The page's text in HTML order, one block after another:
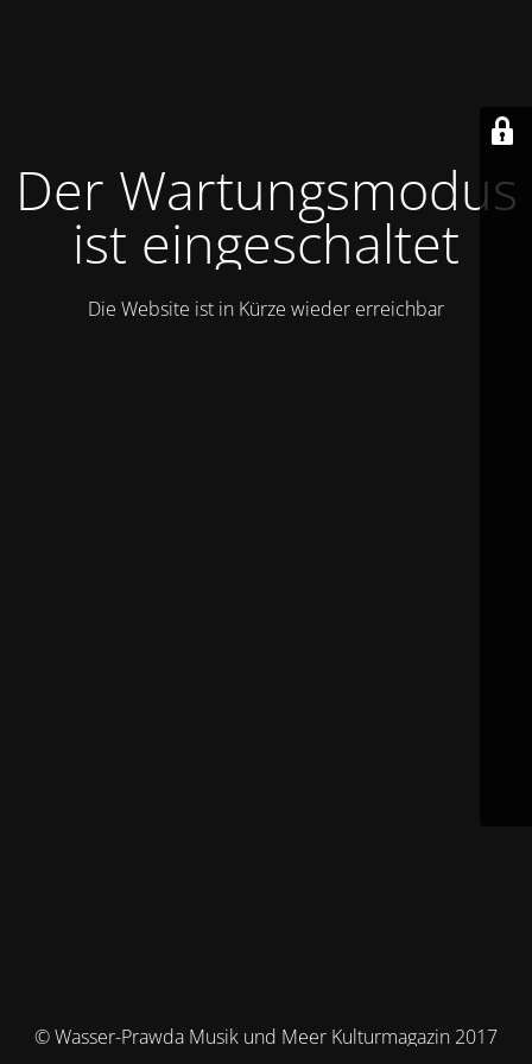
Der Wartungsmodus
ist eingeschaltet
Die Website ist in Kürze wieder erreichbar
© Wasser-Prawda Musik und Meer Kulturmagazin 2017